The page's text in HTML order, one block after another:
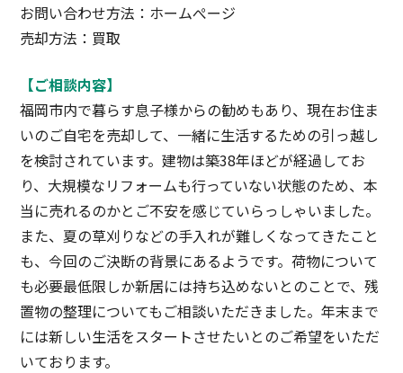
お問い合わせ方法：ホームぺージ
売却方法：買取
【ご相談内容】
福岡市内で暮らす息子様からの勧めもあり、現在お住ま
いのご自宅を売却して、一緒に生活するための引っ越し
を検討されています。建物は築38年ほどが経過してお
り、大規模なリフォームも行っていない状態のため、本
当に売れるのかとご不安を感じていらっしゃいました。
また、夏の草刈りなどの手入れが難しくなってきたこと
も、今回のご決断の背景にあるようです。荷物について
も必要最低限しか新居には持ち込めないとのことで、残
置物の整理についてもご相談いただきました。年末まで
には新しい生活をスタートさせたいとのご希望をいただ
いております。